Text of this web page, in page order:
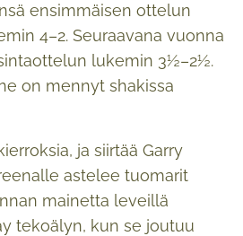
ensimmäisen ottelun
4–2. Seuraavana vuonna
lukemin 3½–2½.
on mennyt shakissa
ja siirtää Garry
astelee tuomarit
mainetta leveillä
tekoälyn, kun se joutuu